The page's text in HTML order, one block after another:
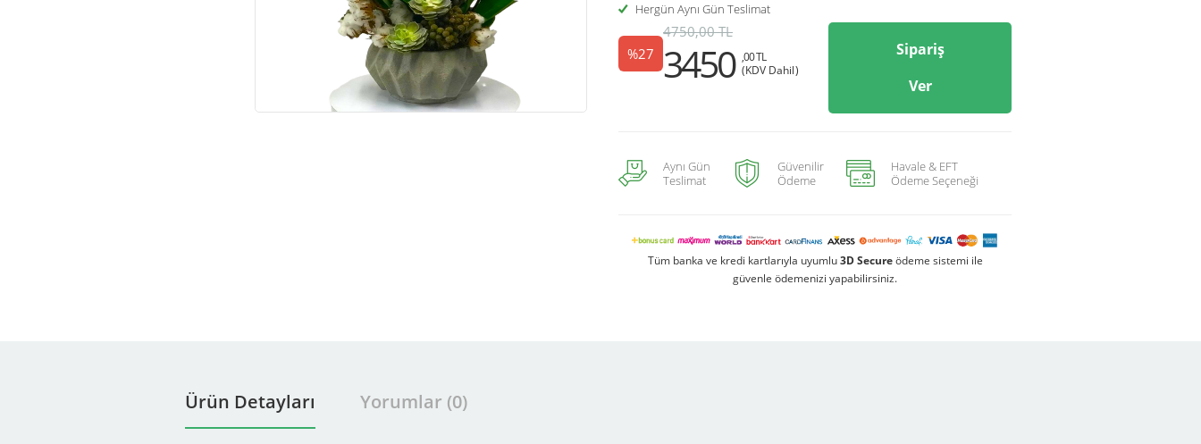
Hergün Aynı Gün Teslimat
%27
4750,00 TL
3450 ,00 TL
(KDV Dahil)
Sipariş
Ver
Aynı Gün
Teslimat
Güvenilir
Ödeme
Havale & EFT
Ödeme Seçeneği
Tüm banka ve kredi kartlarıyla uyumlu3D Secureödeme sistemi ile
güvenle ödemenizi yapabilirsiniz.
Ürün Detayları Yorumlar (0)